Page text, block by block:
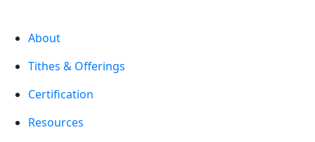
About
Tithes & Offerings
Certification
Resources